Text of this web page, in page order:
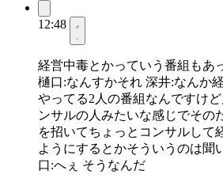
12:48
経営中毒とかっていう番組もあ
樋口:なんすかそれ 深井:なんか
やってる2人の番組なんですけ
ンサルの人みたいな感じでその
を招いてちょっとコンサルして
ようにするとかそういうのは聞
口:へぇ そうなんだ